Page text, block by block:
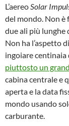
L’aereoSolar
del mondo. Non è
due ali più lunghe
Non ha l’aspetto
ingoiare centinaia
piuttosto un
cabina centrale e
aperta e la data
mondo usando
carburante.